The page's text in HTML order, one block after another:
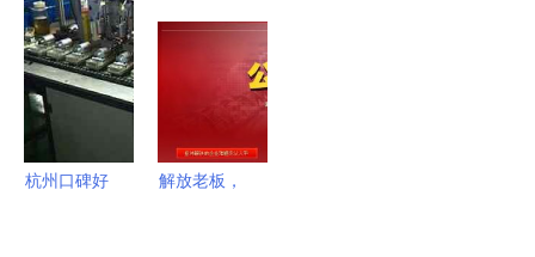
品的主要应
用领域——
以教育咨询
服务为例
行业的透明
杭州口碑好
解放老板，